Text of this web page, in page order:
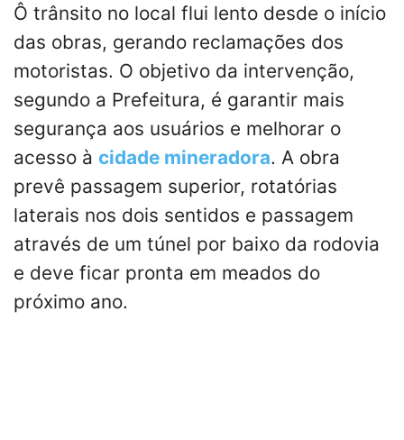
Ô trânsito no local flui lento desde o início
das obras, gerando reclamações dos
motoristas. O objetivo da intervenção,
segundo a Prefeitura, é garantir mais
segurança aos usuários e melhorar o
acesso à cidade mineradora. A obra
prevê passagem superior, rotatórias
laterais nos dois sentidos e passagem
através de um túnel por baixo da rodovia
e deve ficar pronta em meados do
próximo ano.